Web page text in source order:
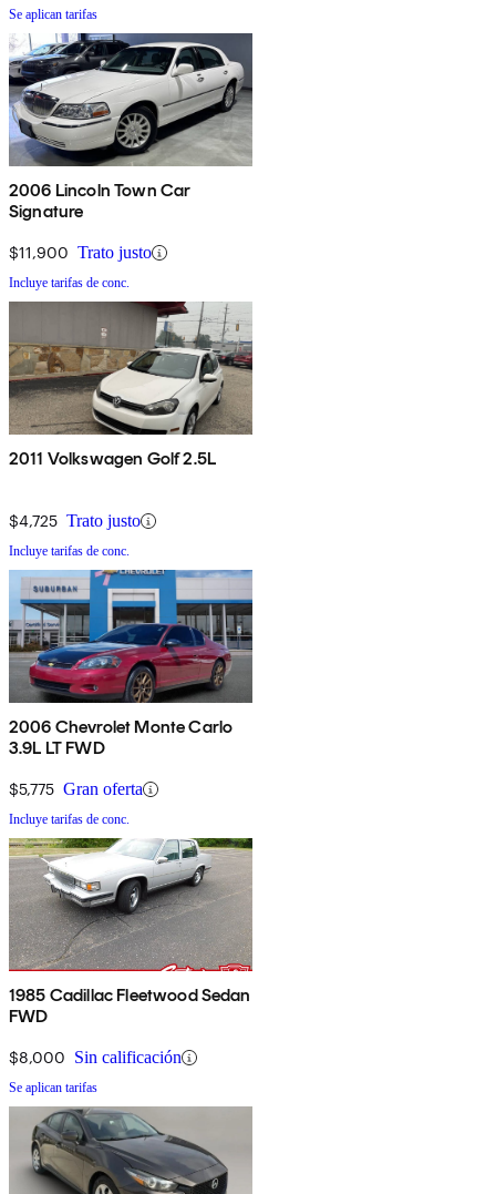
Se aplican tarifas
2006 Lincoln Town Car
Signature
$11,900 Trato justo
Incluye tarifas de conc.
2011 Volkswagen Golf 2.5L
$4,725 Trato justo
Incluye tarifas de conc.
2006 Chevrolet Monte Carlo
3.9L LT FWD
$5,775 Gran oferta
Incluye tarifas de conc.
1985 Cadillac Fleetwood Sedan
FWD
$8,000 Sin calificación
Se aplican tarifas